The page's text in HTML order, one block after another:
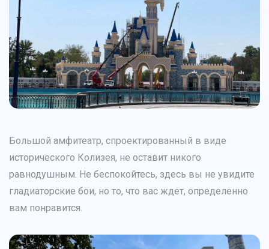
Большой амфитеатр, спроектированный в виде
исторического Колизея, не оставит никого
равнодушным. Не беспокойтесь, здесь вы не увидите
гладиаторские бои, но то, что вас ждет, определенно
вам понравится.